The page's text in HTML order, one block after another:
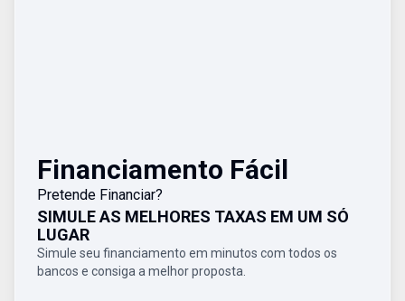
Financiamento Fácil
Pretende Financiar?
SIMULE AS MELHORES TAXAS EM UM SÓ
LUGAR
Simule seu financiamento em minutos com todos os
bancos e consiga a melhor proposta.